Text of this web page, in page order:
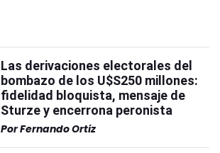
Las derivaciones electorales del
bombazo de los U$S250 millones:
fidelidad bloquista, mensaje de
Sturze y encerrona peronista
PorFernando Ortiz